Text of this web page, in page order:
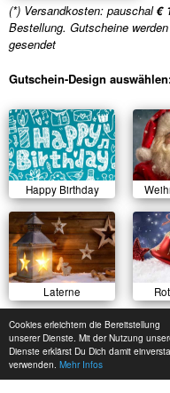
Cookies erleichtern die Bereitstellung
unserer Dienste. Mit der Nutzung
Dienste erklärst Du Dich damit
verwenden. Mehr Infos
(*) Versandkosten: pauschal€
Bestellung. Gutscheine werden
gesendet
Gutschein-Design
Happy Birthday
Laterne